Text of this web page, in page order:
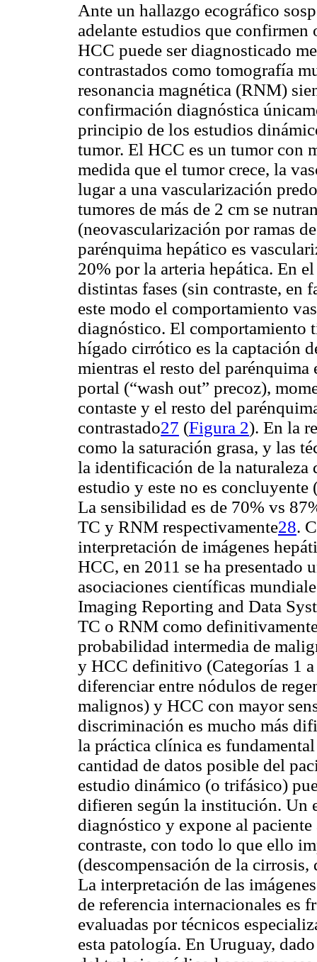
Ante un hallazgo ecográfico
adelante estudios que
HCC puede ser diagnosticado
contrastados como tomografía
resonancia magnética (RNM)
confirmación diagnóstica
principio de los estudios
tumor. El HCC es un tumor con
medida que el tumor crece, la
lugar a una vascularización
tumores de más de 2 cm se
(neovascularización por ramas
parénquima hepático es
20% por la arteria hepática. En
distintas fases (sin contraste, en
este modo el comportamiento
diagnóstico. El comportamiento
hígado cirrótico es la captación
mientras el resto del parénquima
portal (“wash out” precoz),
contaste y el resto del
contrastado27 (Figura 2). En la
como la saturación grasa, y las
la identificación de la naturaleza
estudio y este no es
La sensibilidad es de 70% vs
TC y RNM respectivamente28.
interpretación de imágenes
HCC, en 2011 se ha presentado
asociaciones científicas
Imaging Reporting and Data
TC o RNM como
probabilidad intermedia de
y HCC definitivo (Categorías 1
diferenciar entre nódulos de
malignos) y HCC con mayor
discriminación es mucho más
la práctica clínica es
cantidad de datos posible del
estudio dinámico (o trifásico)
difieren según la institución. Un
diagnóstico y expone al
contraste, con todo lo que ello
(descompensación de la
La interpretación de las
de referencia internacionales es
evaluadas por técnicos
esta patología. En Uruguay,